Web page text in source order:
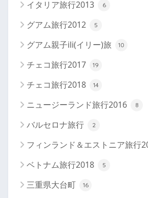
イタリア旅行2013 6
グアム旅行2012 5
グアム親子ili(イリー)旅 10
チェコ旅行2017 19
チェコ旅行2018 14
ニュージーランド旅行2016 8
バルセロナ旅行 2
フィンランド＆エストニア旅行
ベトナム旅行2018 5
三重県大台町 16